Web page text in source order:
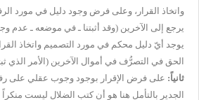
واتخاذ القرار، وعلى فرض وجود دليل في مورد
يرجع إلى الآخرين (وقد أثبتنا ـ في موضعه ـ عدم
يوجد أيّ دليل محكم في مورد التصميم واتخاذ
الحق في التصرُّف في أموال الآخرين (الأمر الذي
ثانياً: على فرض الإقرار بوجود وجوب عقلي على
الجدير بالتأمل هنا هو أن كتب الضلال ليست